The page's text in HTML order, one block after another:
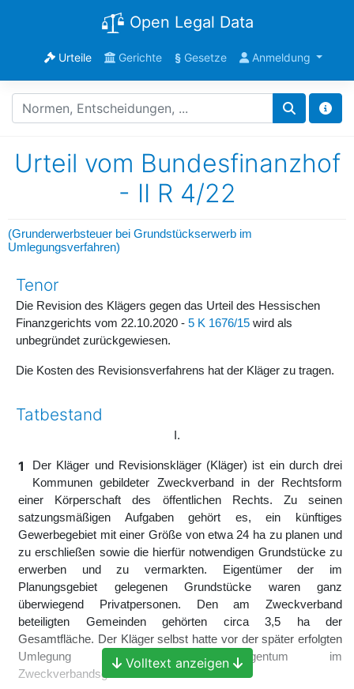
Open Legal Data
Urteile Gerichte §Gesetze Anmeldung
Urteil vom Bundesfinanzhof
- II R 4/22
(Grunderwerbsteuer bei Grundstückserwerb im
Umlegungsverfahren)
Tenor
Die Revision des Klägers gegen das Urteil des Hessischen
Finanzgerichts vom 22.10.2020 - 5 K 1676/15 wird als
unbegründet zurückgewiesen.
Die Kosten des Revisionsverfahrens hat der Kläger zu tragen.
Tatbestand
I.
1
Der Kläger und Revisionskläger (Kläger) ist ein durch drei
Kommunen gebildeter Zweckverband in der Rechtsform
einer Körperschaft des öffentlichen Rechts. Zu seinen
satzungsmäßigen Aufgaben gehört es, ein künftiges
Gewerbegebiet mit einer Größe von etwa 24 ha zu planen und
zu erschließen sowie die hierfür notwendigen Grundstücke zu
erwerben und zu vermarkten. Eigentümer der im
Planungsgebiet gelegenen Grundstücke waren ganz
überwiegend Privatpersonen. Den am Zweckverband
beteiligten Gemeinden gehörten circa 3,5 ha der
Gesamtfläche. Der Kläger selbst hatte vor der später erfolgten
Umlegung kein Grundstückseigentum im
Zweckverbandsgebiet.
Volltext anzeigen